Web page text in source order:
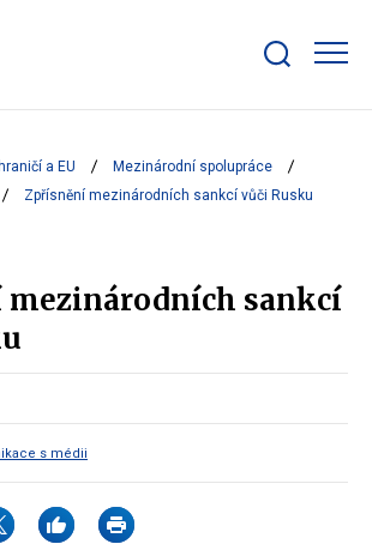
bar
a EU
Mezinárodní spolupráce
Zpřísnění mezinárodních sankcí vůči Rusku
sankcí
s médii